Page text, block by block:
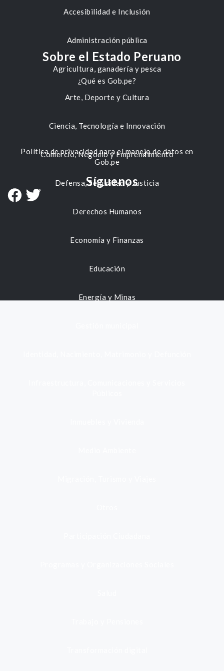
Accesibilidad e Inclusión
Administración pública
Agricultura, ganadería y pesca
Arte, Deporte y Cultura
Ciencia, Tecnología e Innovación
Comercio, Negocio y Emprendimiento
Defensa, Seguridad y Justicia
Derechos Humanos
Economía y Finanzas
Educación
Energía y Minas
Sobre el Estado Peruano
¿Qué es Gob.pe?
Política de privacidad para el manejo de datos en
Gob.pe
Síguenos